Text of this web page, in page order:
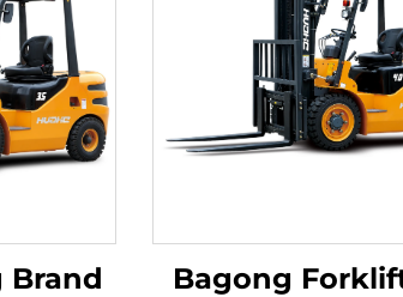
Brand
Bagong